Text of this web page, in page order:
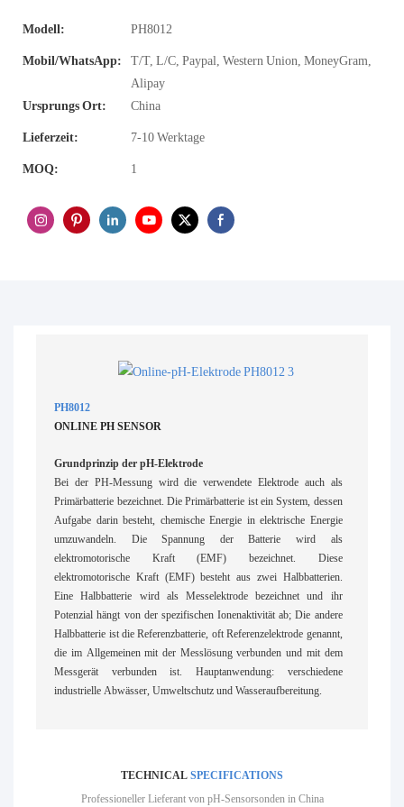
Modell: PH8012
Mobil/WhatsApp:
T/T, L/C, Paypal, Western Union, MoneyGram,
Alipay
Ursprungs Ort:
China
Lieferzeit: 7-10 Werktage
MOQ: 1
PH8012
ONLINE PH SENSOR
Grundprinzip der pH-Elektrode
Bei der PH-Messung wird die verwendete Elektrode auch als
Primärbatterie bezeichnet. Die Primärbatterie ist ein System, dessen
Aufgabe darin besteht, chemische Energie in elektrische Energie
umzuwandeln. Die Spannung der Batterie wird als
elektromotorische Kraft (EMF) bezeichnet. Diese
elektromotorische Kraft (EMF) besteht aus zwei Halbbatterien.
Eine Halbbatterie wird als Messelektrode bezeichnet und ihr
Potenzial hängt von der spezifischen Ionenaktivität ab; Die andere
Halbbatterie ist die Referenzbatterie, oft Referenzelektrode genannt,
die im Allgemeinen mit der Messlösung verbunden und mit dem
Messgerät verbunden ist. Hauptanwendung: verschiedene
industrielle Abwässer, Umweltschutz und Wasseraufbereitung.
TECHNICAL SPECIFICATIONS
Professioneller Lieferant von pH-Sensorsonden in China